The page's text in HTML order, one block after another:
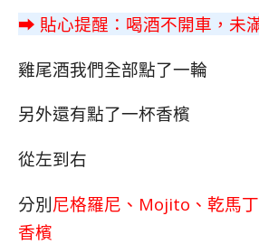
➡ 貼心提醒：喝酒不開車，未
雞尾酒我們全部點了一輪
另外還有點了一杯香檳
從左到右
分別尼格羅尼、 Mojito、乾馬
香檳